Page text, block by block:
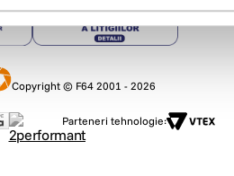
Copyright © F64 2001 - 2026
Parteneri tehnologie: